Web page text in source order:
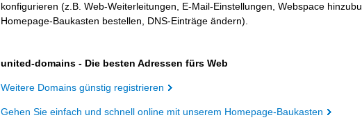
konfigurieren (z.B. Web-Weiterleitungen, E-Mail-Einstellungen, Webspace
Homepage-Baukasten bestellen, DNS-Einträge ändern).
united-domains - Die besten Adressen fürs Web
Weitere Domains günstig registrieren
Gehen Sie einfach und schnell online mit unserem Homepage-Baukasten